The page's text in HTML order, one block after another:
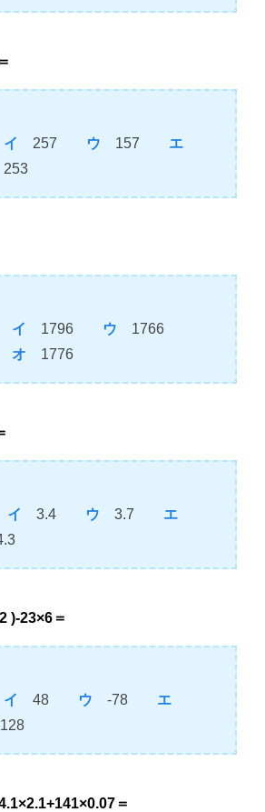
イ 257 ウ 157 エ
イ 1796 ウ 1766
オ 1776
イ 3.4 ウ 3.7 エ
)-23×6＝
イ 48 ウ -78 エ
＝